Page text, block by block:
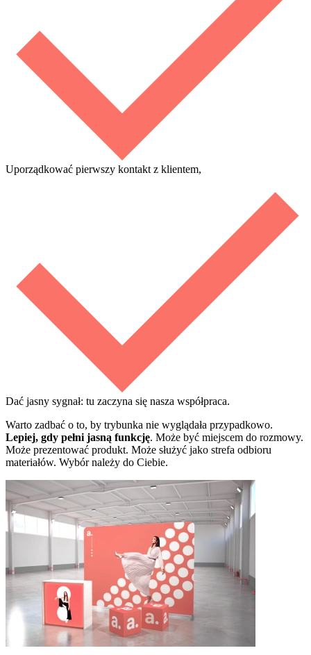
Uporządkować pierwszy kontakt z klientem,
Dać jasny sygnał: tu zaczyna się nasza współpraca.
Warto zadbać o to, by trybunka nie wyglądała przypadkowo.
Lepiej, gdy pełni jasną funkcję. Może być miejscem do rozmowy.
Może prezentować produkt. Może służyć jako strefa odbioru
materiałów. Wybór należy do Ciebie.